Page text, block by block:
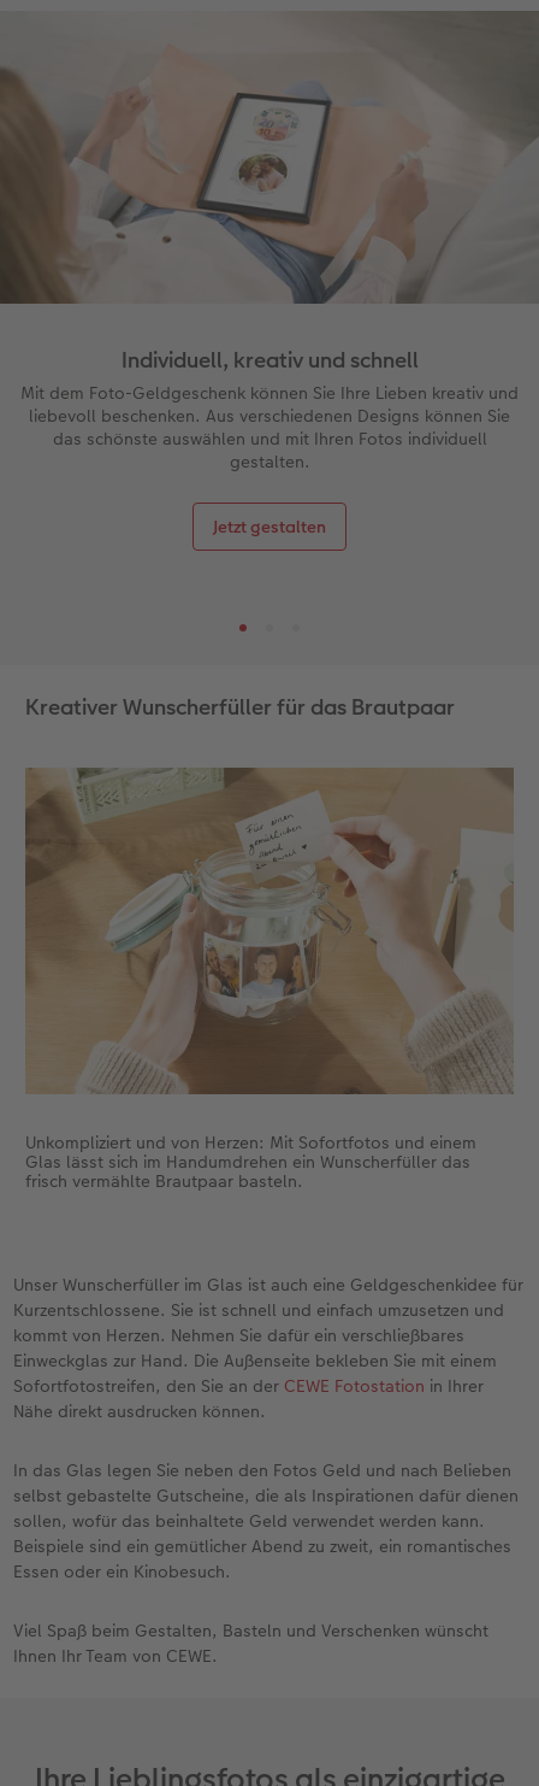
Individuell, kreativ und schnell
Mit dem Foto-Geldgeschenk können Sie Ihre Lieben kreativ und
liebevoll beschenken. Aus verschiedenen Designs können Sie
das schönste auswählen und mit Ihren Fotos individuell
gestalten.
Jetzt gestalten
Kreativer Wunscherfüller für das Brautpaar
Unkompliziert und von Herzen: Mit Sofortfotos und einem
Glas lässt sich im Handumdrehen ein Wunscherfüller das
frisch vermählte Brautpaar basteln.
Unser Wunscherfüller im Glas ist auch eine Geldgeschenkidee für
Kurzentschlossene. Sie ist schnell und einfach umzusetzen und
kommt von Herzen. Nehmen Sie dafür ein verschließbares
Einweckglas zur Hand. Die Außenseite bekleben Sie mit einem
Sofortfotostreifen, den Sie an der CEWE Fotostation in Ihrer
Nähe direkt ausdrucken können.
In das Glas legen Sie neben den Fotos Geld und nach Belieben
selbst gebastelte Gutscheine, die als Inspirationen dafür dienen
sollen, wofür das beinhaltete Geld verwendet werden kann.
Beispiele sind ein gemütlicher Abend zu zweit, ein romantisches
Essen oder ein Kinobesuch.
Viel Spaß beim Gestalten, Basteln und Verschenken wünscht
Ihnen Ihr Team von CEWE.